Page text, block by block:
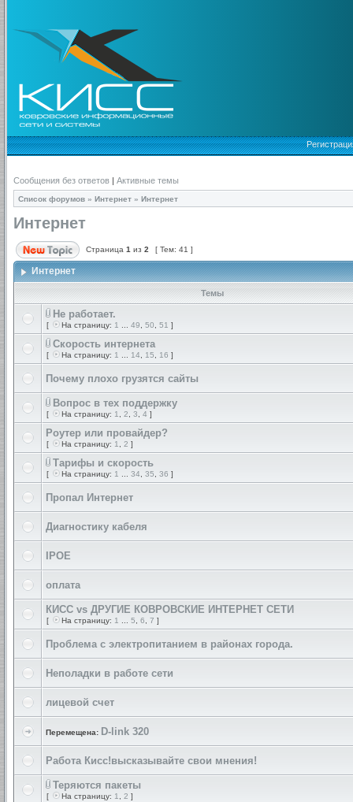
Сообщения без ответов | Активные темы
Список форумов » Интернет » Интернет
Интернет
Страница 1 из 2 [ Тем: 41 ]
Интернет
Темы
Не работает.
[ На страницу: 1 49 50 51 ]
Скорость интернета
[ На страницу: 1 14 15 16 ]
Почему плохо грузятся сайты
Вопрос в тех поддержку
[ На страницу: 1 2 3 4 ]
Роутер или провайдер?
[ На страницу: 1 2 ]
Тарифы и скорость
[ На страницу: 1 34 35 36 ]
Пропал Интернет
Диагностику кабеля
IPOE
оплата
КИСС vs ДРУГИЕ КОВРОВСКИЕ ИНТЕРНЕТ СЕТИ
[ На страницу: 1 5 6 7 ]
Проблема с электропитанием в районах города.
Неполадки в работе сети
лицевой счет
Перемещена: D-link 320
Работа Кисс!высказывайте свои мнения!
Теряются пакеты
[ На страницу: 1 2 ]